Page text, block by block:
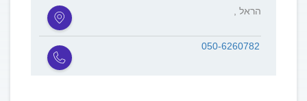
, הראל
050-6260782